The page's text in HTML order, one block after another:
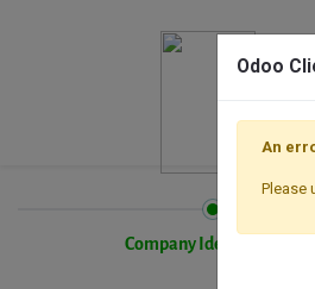
Company Identification
Odoo
An
Please